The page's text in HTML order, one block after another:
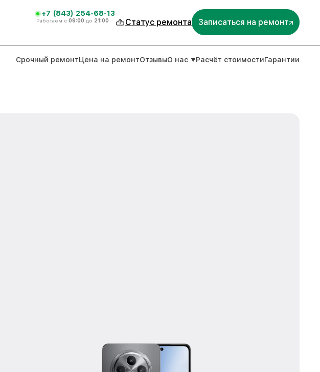
+7 (843) 254-68-13
Работаем с 09:00 до 21:00 Статус ремонта Записаться на ремонт
Срочный ремонтЦена на ремонтОтзывыО нас Расчёт стоимостиГарантии